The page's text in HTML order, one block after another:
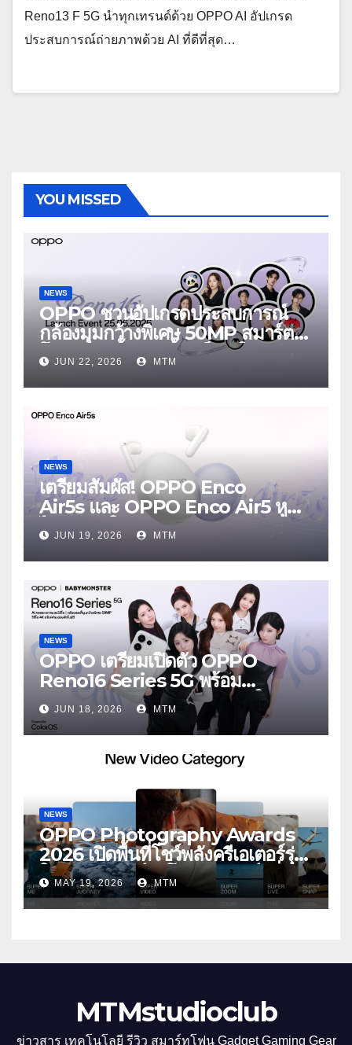
Reno13 F 5G นำทุกเทรนด์ด้วย OPPO AI อัปเกรด
ประสบการณ์ถ่ายภาพด้วย AI ที่ดีที่สุด…
YOU MISSED
NEWS
OPPO ชวนอัปเกรดประสบการณ์
กล้องมุมกว้างพิเศษ 50MP สมาร์ต
โฟนเพื่อนซี้ เทรนดี้ทุกช็อต ใน
งาน OPPO Reno16 Series 5G
Launch Event 25 มิถุนายนนี้
JUN 22, 2026 MTM
NEWS
เตรียมสัมผัส! OPPO Enco
Air5s และ OPPO Enco Air5 หูฟัง
ไร้สายรุ่นใหม่ล่าสุด มาพร้อมระบบ
ตัดเสียงรบกวน เบาสบายเหมือนไม่ได้
ใส่
JUN 19, 2026 MTM
NEWS
OPPO เตรียมเปิดตัว OPPO
Reno16 Series 5G พร้อม
ประกาศ BABYMONSTER ใน
ฐานะ Reno Girls ชวนสัมผัส
ประสบการณ์ถ่ายภาพมุมกว้างพิเศษที่
อัปเกรดไปอีกขั้น กับ 4 สี 4 เทรนดี้
JUN 18, 2026 MTM
NEWS
OPPO Photography Awards
2026 เปิดพื้นที่โชว์พลังครีเอเตอร์รุ่น
ใหม่ รับเทรนด์วิดีโอคอนเทนต์ เพิ่ม
หมวด “Super Video” ครั้งแรก
MAY 19, 2026 MTM
MTMstudioclub
ข่าวสาร เทคโนโลยี รีวิว สมาร์ทโฟน Gadget Gaming Gear